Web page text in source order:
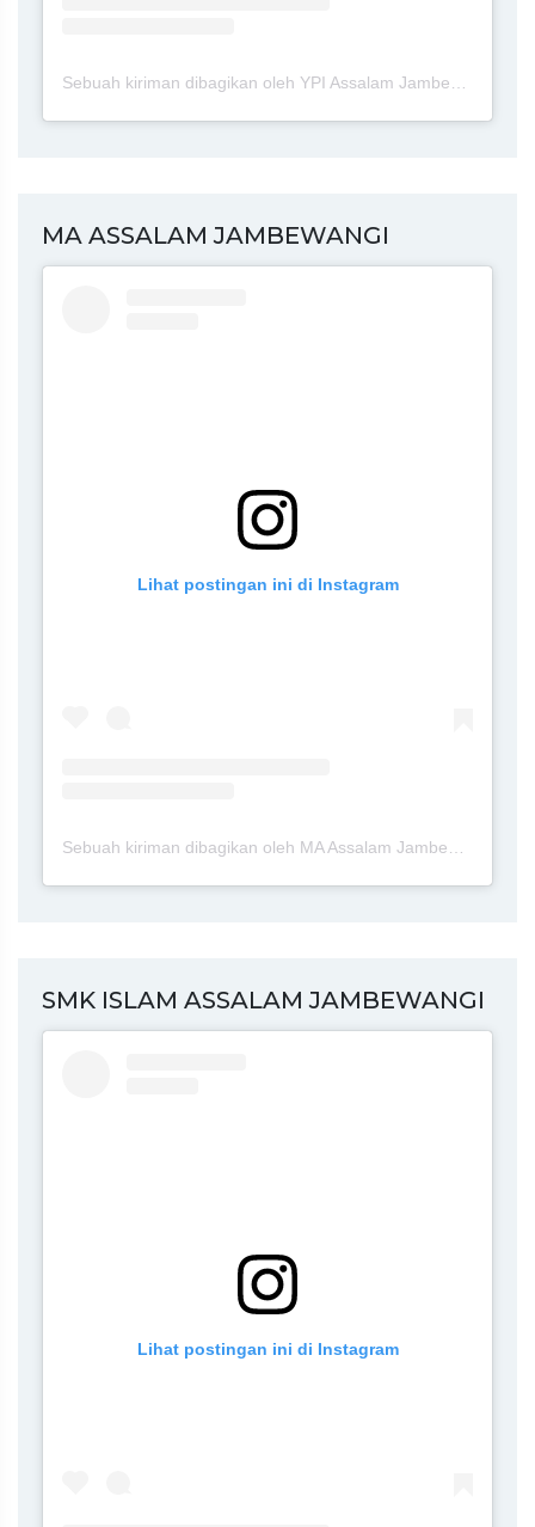
MA ASSALAM JAMBEWANGI
Lihat postingan ini di Instagram
Sebuah kiriman dibagikan oleh MA Assalam Jambewangi Blitar (@maassalamj)
SMK ISLAM ASSALAM JAMBEWANGI
Lihat postingan ini di Instagram